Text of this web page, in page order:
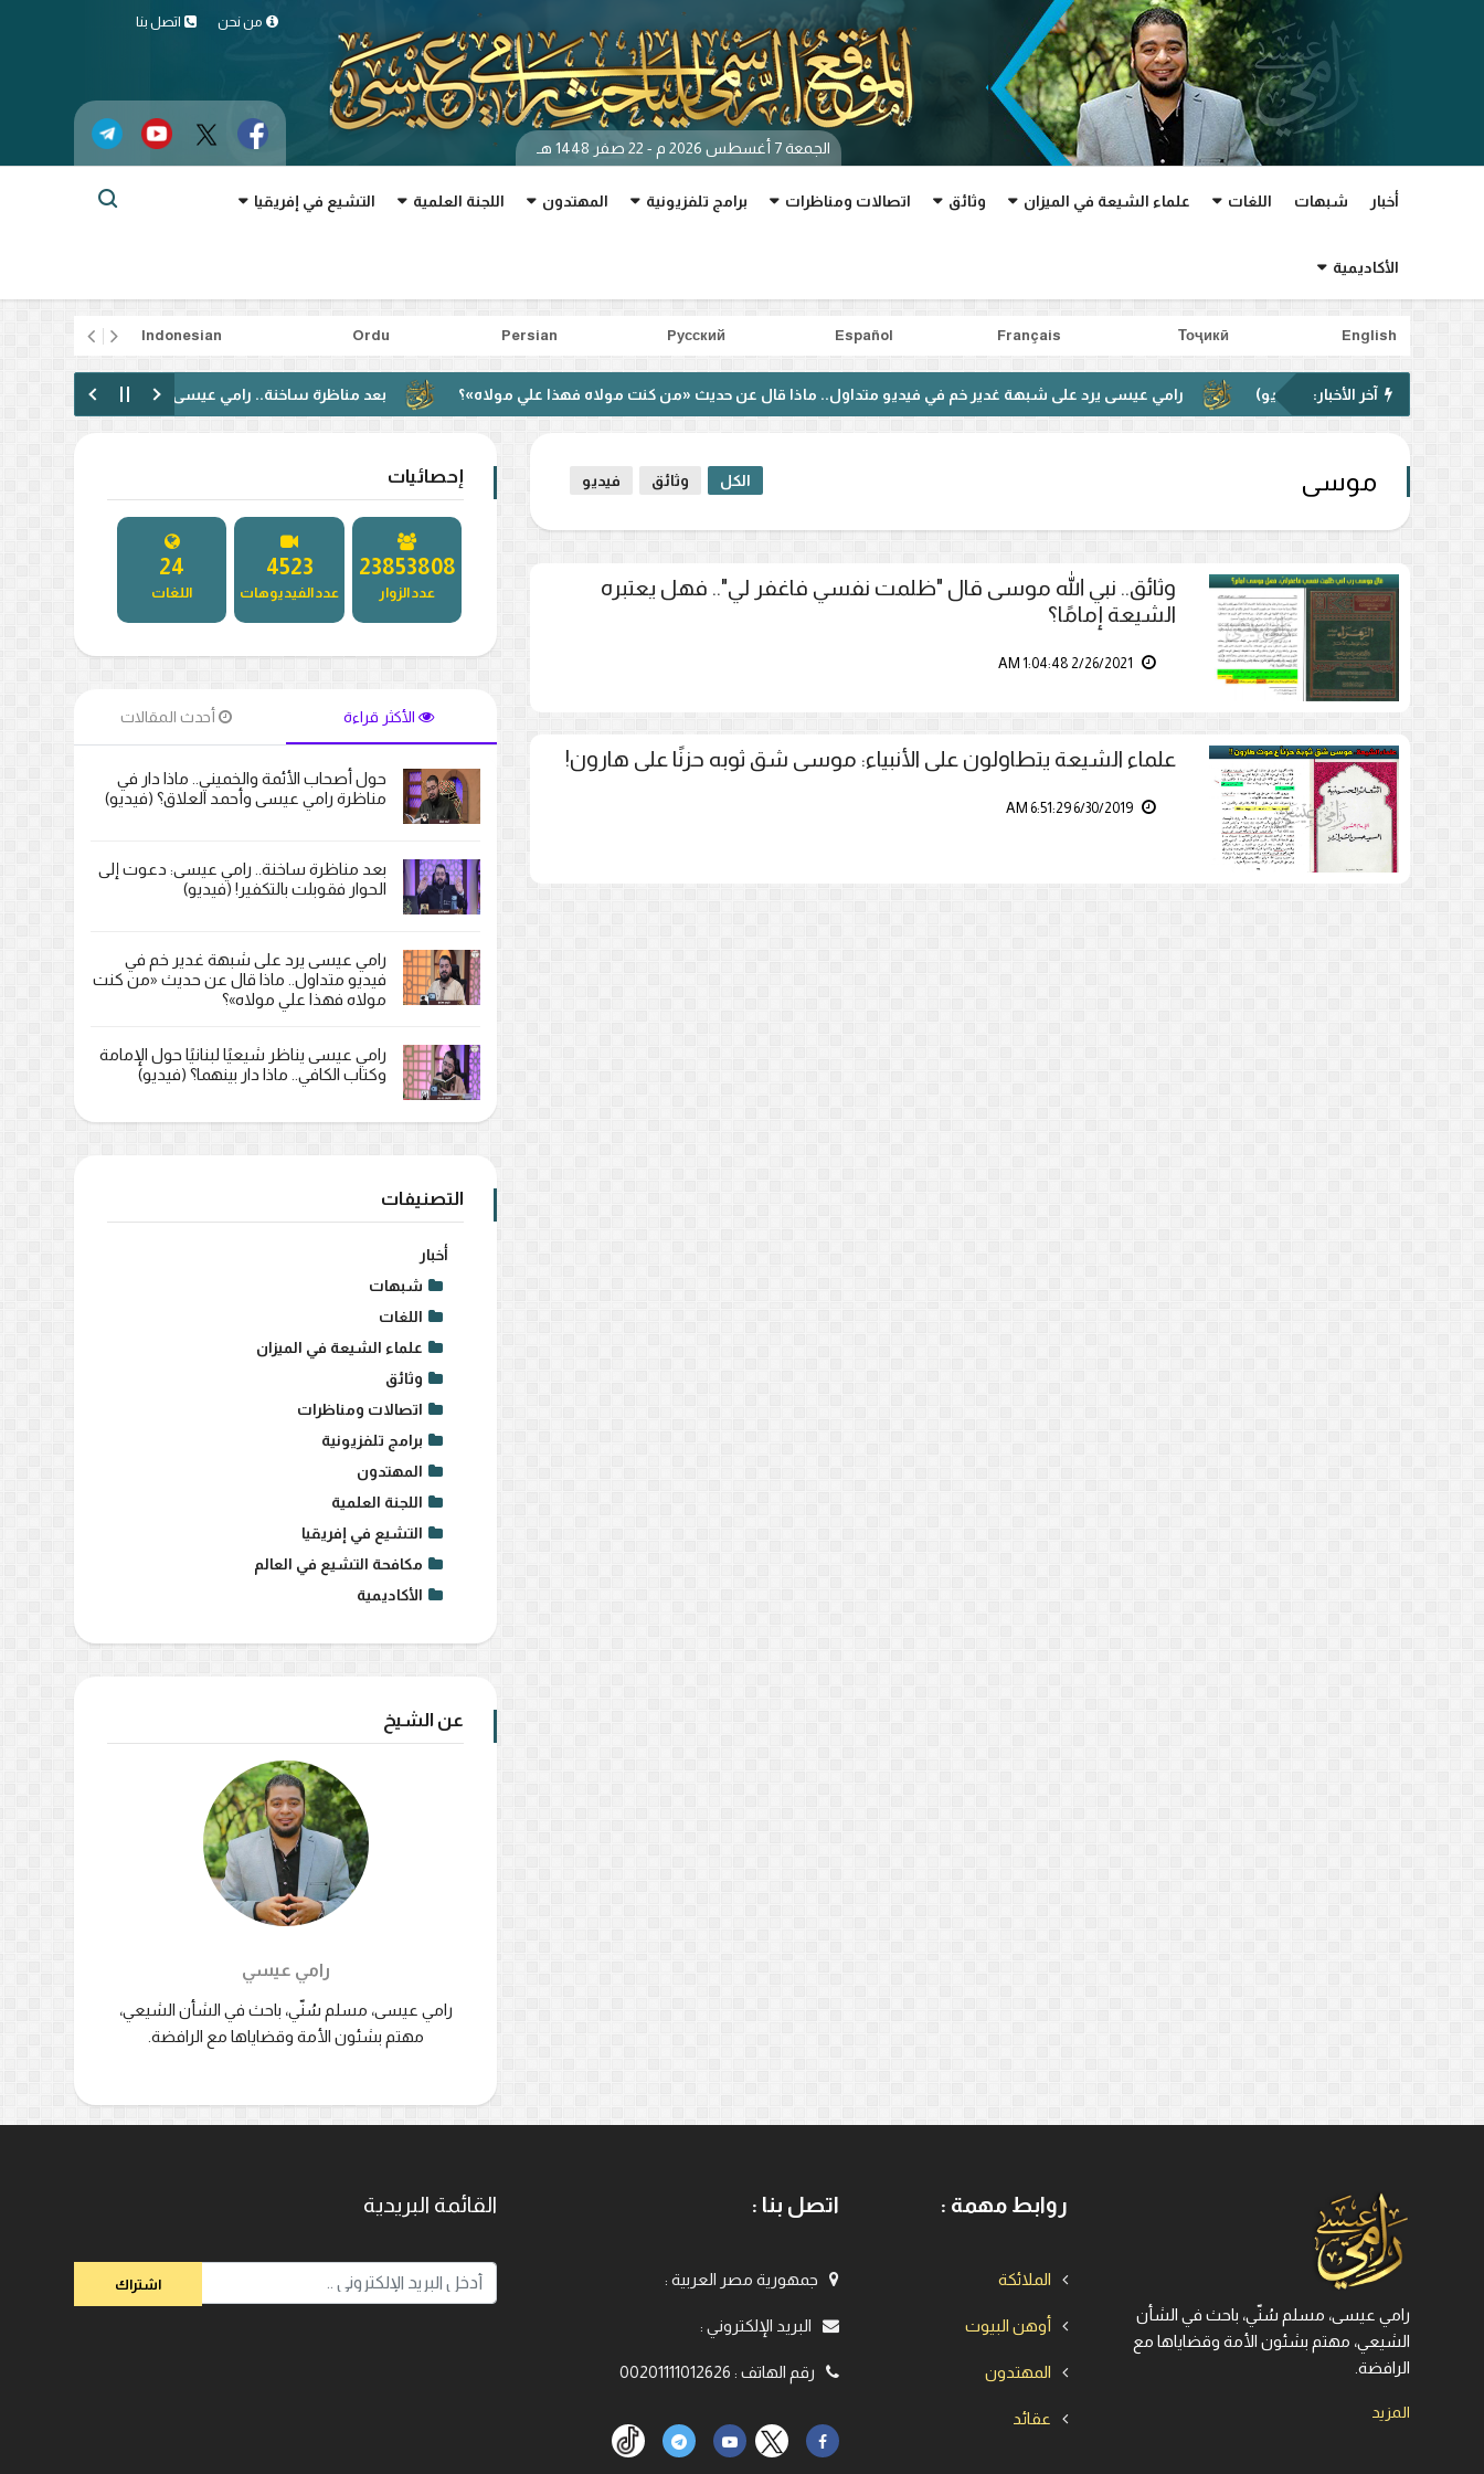
من نحن اتصل بنا
الجمعة 7 أغسطس 2026 م - 22 صفر 1448 هـ
أخبار شبهات اللغات علماء الشيعة في الميزان وثائق اتصالات ومناظرات برامج تلفزيونية المهتدون اللجنة العلمية التشيع في إفريقيا
الأكاديمية
English
Тоҷикӣ
Français
Español
Pусский
Persian
Ordu
Indonesian
آخر الأخبار: رامي عيسى يرد على شبهة غدير خم في فيديو متداول.. ماذا قال عن حديث «من كنت مولاه فهذا علي مولاه»؟ بعد مناظرة ساخنة.. رامي عيسى: دعوت إلى الحوار فقوبلت بالتكفير!
موسى الكل وثائق فيديو
وثائق.. نبي الله موسى قال "ظلمت نفسي فاغفر لي".. فهل يعتبره
الشيعة إمامًا؟
علماء الشيعة يتطاولون على الأنبياء: موسى شق ثوبه حزنًا على هارون!
إحصائيات
27241978
عدد الزوار
5171
عدد الفيديوهات
27
اللغات
الأكثر قراءة أحدث المقالات
حول أصحاب الأئمة والخميني.. ماذا دار في
مناظرة رامي عيسى وأحمد العلاق؟ (فيديو)
بعد مناظرة ساخنة.. رامي عيسى: دعوت إلى
الحوار فقوبلت بالتكفير! (فيديو)
رامي عيسى يرد على شبهة غدير خم في
فيديو متداول.. ماذا قال عن حديث «من كنت
مولاه فهذا علي مولاه»؟
رامي عيسى يناظر شيعيًا لبنانيًا حول الإمامة
وكتاب الكافي.. ماذا دار بينهما؟ (فيديو)
التصنيفات
أخبار
شبهات
اللغات
علماء الشيعة في الميزان
وثائق
اتصالات ومناظرات
برامج تلفزيونية
المهتدون
اللجنة العلمية
التشيع في إفريقيا
مكافحة التشيع في العالم
الأكاديمية
عن الشيخ
رامي عيسي
رامي عيسى، مسلم سُنّي، باحث في الشأن الشيعي،
مهتم بشئون الأمة وقضاياها مع الرافضة.
رامي عيسى، مسلم سُنّي، باحث في الشأن
الشيعي، مهتم بشئون الأمة وقضاياها مع
الرافضة.
المزيد
روابط مهمة :
الملائكة
أوهن البيوت
المهتدون
عقائد
اتصل بنا :
جمهورية مصر العربية:
البريد الإلكتروني:
رقم الهاتف:
00201111012626
القائمة البريدية